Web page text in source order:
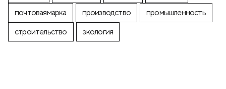
почтоваямарка
производство
промышленность
строительство
экология